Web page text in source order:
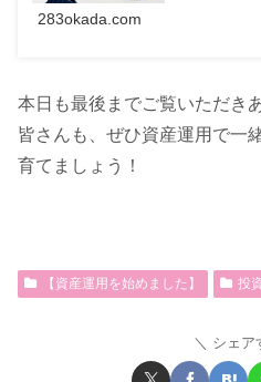
283okada.com
本日も最後までご覧いただき
皆さんも、ぜひ資産運用で一
育てましょう！
【資産運用を始めました】 投
シェア